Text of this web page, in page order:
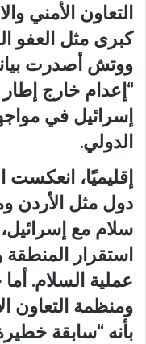
التعاون الأمني
كبرى مثل العفو
ووتش أصدرت
“إعدام خارج إطار
إسرائيل في
الدولي.
إقليميًا،
دول مثل الأردن
سلام مع
استقرار
عملية السلام.
ومنظمة التعاون
بأنه “سابقة